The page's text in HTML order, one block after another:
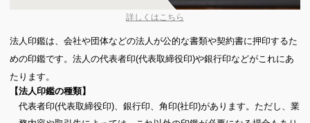
詳しくはこちら
法人印鑑は、会社や団体などの法人が公的な書類や契約書に押印するた
めの印鑑です。法人の代表者印(代表取締役印)や銀行印などがこれにあ
たります。
【法人印鑑の種類】
代表者印(代表取締役印)、銀行印、角印(社印)があります。ただし、業